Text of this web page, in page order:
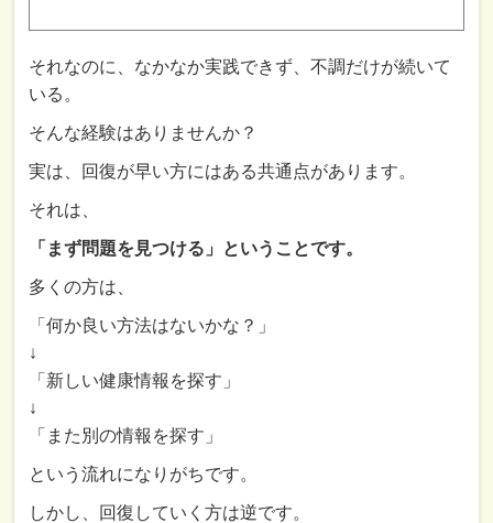
それなのに、なかなか実践できず、不調だけが続いて
いる。
そんな経験はありませんか？
実は、回復が早い方にはある共通点があります。
それは、
「まず問題を見つける」ということです。
多くの方は、
「何か良い方法はないかな？」
↓
「新しい健康情報を探す」
↓
「また別の情報を探す」
という流れになりがちです。
しかし、回復していく方は逆です。